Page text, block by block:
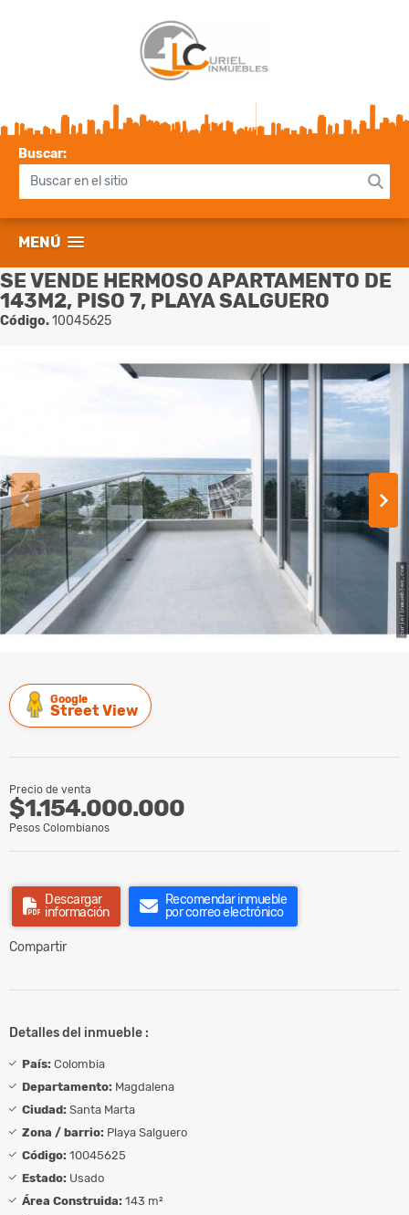
Buscar:
MENÚ
SE VENDE HERMOSO APARTAMENTO DE
143M2, PISO 7, PLAYA SALGUERO
Código.10045625
Google
Street View
Precio de venta
$1.154.000.000
Pesos Colombianos
Descargar
información
Recomendar inmueble
por correo electrónico
Compartir
Detalles del inmueble :
País: Colombia
Departamento: Magdalena
Ciudad: Santa Marta
Zona / barrio: Playa Salguero
Código: 10045625
Estado: Usado
Área Construida: 143 m²